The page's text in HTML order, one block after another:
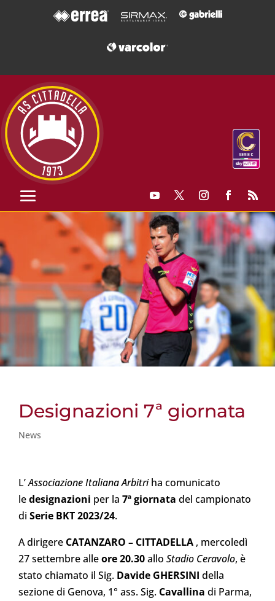
Designazioni 7ª giornata
News
L’Associazione Italiana Arbitriha comunicato
ledesignazioni per la 7ª giornata del campionato
di Serie BKT 2023/24.
A dirigere CATANZARO – CITTADELLA , mercoledì
27 settembre alleore 20.30allo Stadio Ceravolo, è
stato chiamato il Sig. Davide GHERSINI della
sezione di Genova, 1° ass. Sig. Cavallina di Parma,